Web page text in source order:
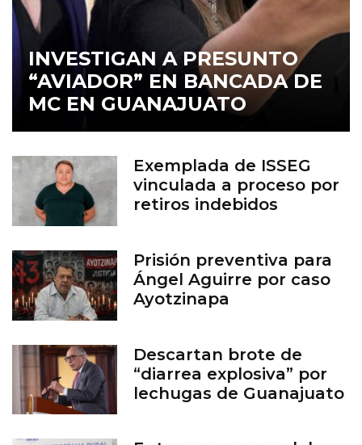
INVESTIGAN A PRESUNTO
“AVIADOR” EN BANCADA DE
MC EN GUANAJUATO
Exemplada de ISSEG
vinculada a proceso por
retiros indebidos
Prisión preventiva para
Ángel Aguirre por caso
Ayotzinapa
Descartan brote de
“diarrea explosiva” por
lechugas de Guanajuato